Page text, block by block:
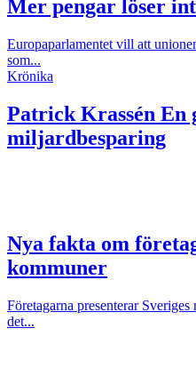
Mer pengar löser
Europaparlamentet vill att
som...
Krönika
Patrick Krassén En
miljardbesparing
Nya fakta om
kommuner
Företagarna presenterar
det...